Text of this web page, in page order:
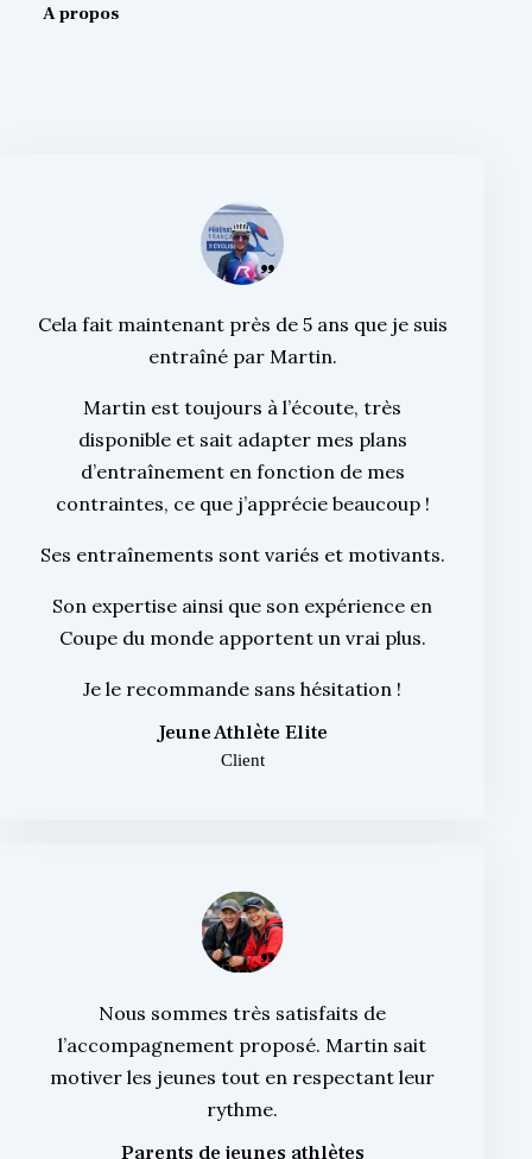
A propos
Cela fait maintenant près de 5 ans que je suis
entraîné par Martin.
Martin est toujours à l’écoute, très
disponible et sait adapter mes plans
d’entraînement en fonction de mes
contraintes, ce que j’apprécie beaucoup !
Ses entraînements sont variés et motivants.
Son expertise ainsi que son expérience en
Coupe du monde apportent un vrai plus.
Je le recommande sans hésitation !
Jeune Athlète Elite
Client
Nous sommes très satisfaits de
l’accompagnement proposé. Martin sait
motiver les jeunes tout en respectant leur
rythme.
Parents de jeunes athlètes